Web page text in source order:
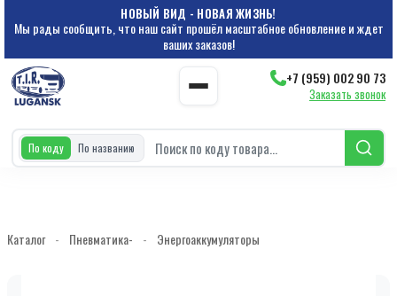
НОВЫЙ ВИД - НОВАЯ ЖИЗНЬ!
Мы рады сообщить, что наш сайт прошёл масштабное обновление и ждет
ваших заказов!
+7 (959) 002 90 73
Заказать звонок
По коду По названию
Каталог - Пневматика- - Энергоаккумуляторы